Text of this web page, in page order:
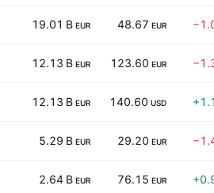
19.01 B EUR 48.67 EUR
12.13 B EUR 123.60 EUR
12.13 B EUR 140.60 USD
5.29 B EUR 29.20 EUR
2.64 B EUR 76.15 EUR